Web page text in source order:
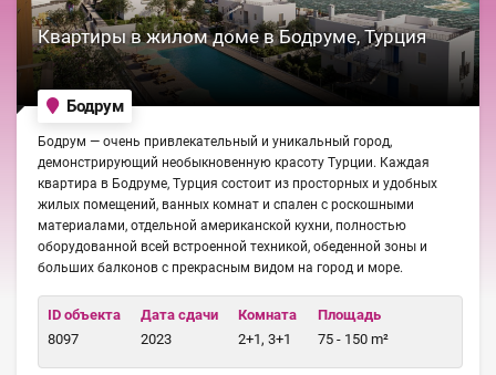
Квартиры в жилом доме в Бодруме, Турция
Бодрум
Бодрум — очень привлекательный и уникальный город,
демонстрирующий необыкновенную красоту Турции. Каждая
квартира в Бодруме, Турция состоит из просторных и удобных
жилых помещений, ванных комнат и спален с роскошными
материалами, отдельной американской кухни, полностью
оборудованной всей встроенной техникой, обеденной зоны и
больших балконов с прекрасным видом на город и море.
ID объекта
8097
Дата сдачи
2023
Комната
2+1, 3+1
Площадь
75 - 150 m²